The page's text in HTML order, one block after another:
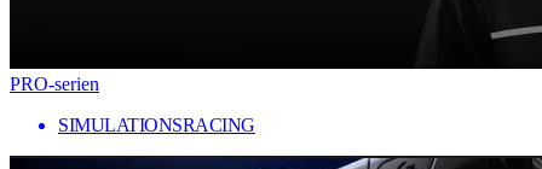
PRO-serien
SIMULATIONSRACING